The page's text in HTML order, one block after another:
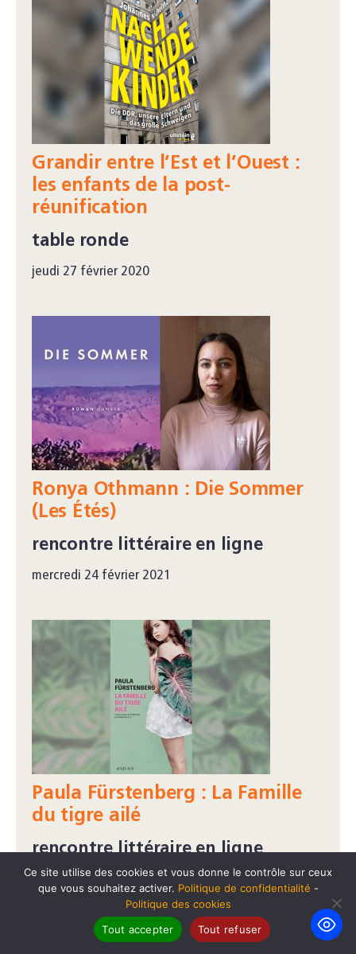
Grandir entre l’Est et l’Ouest :
les enfants de la post-
réunification
table ronde
jeudi 27 février 2020
Ronya Othmann : Die Sommer
(Les Étés)
rencontre littéraire en ligne
mercredi 24 février 2021
Paula Fürstenberg : La Famille
du tigre ailé
rencontre littéraire en ligne
mercredi 17 mars 2021
Ce site utilise des cookies et vous donne le contrôle sur ceux
que vous souhaitez activer. Politique de confidentialité -
Politique des cookies
Tout accepter
Tout refuser